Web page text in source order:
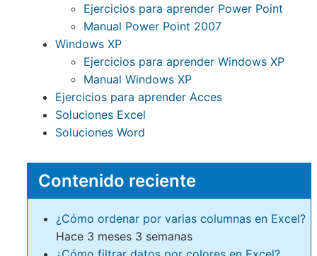
Ejercicios para aprender Power Point
Manual Power Point 2007
Windows XP
Ejercicios para aprender Windows XP
Manual Windows XP
Ejercicios para aprender Acces
Soluciones Excel
Soluciones Word
Contenido reciente
¿Cómo ordenar por varias columnas en Excel?
Hace 3 meses 3 semanas